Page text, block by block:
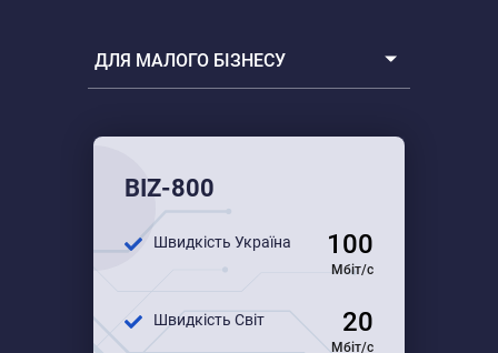
ДЛЯ МАЛОГО БІЗНЕСУ
BIZ-800
Швидкість Україна 100
Мбіт/с
Швидкість Світ 20
Мбіт/с